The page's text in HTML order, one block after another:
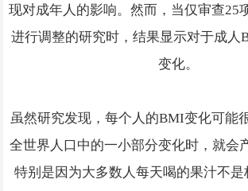
现对成年人的影响。然而，当仅审查25
进行调整的研究时，结果显示对于成人
变化。
虽然研究发现，每个人的BMI变化可能
全世界人口中的一小部分变化时，就会
特别是因为大多数人每天喝的果汁不是